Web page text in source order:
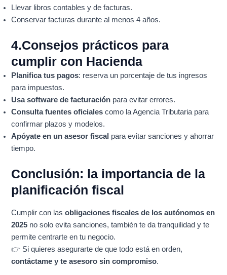
Llevar libros contables y de facturas.
Conservar facturas durante al menos 4 años.
4.Consejos prácticos para
cumplir con Hacienda
Planifica tus pagos: reserva un porcentaje de tus ingresos
para impuestos.
Usa software de facturación para evitar errores.
Consulta fuentes oficiales como laAgencia Tributaria para
confirmar plazos y modelos.
Apóyate en un asesor fiscal para evitar sanciones y ahorrar
tiempo.
Conclusión: la importancia de la
planificación fiscal
Cumplir con lasobligaciones fiscales de los autónomos en
2025 no solo evita sanciones, también te da tranquilidad y te
permite centrarte en tu negocio.
👉 Si quieres asegurarte de que todo está en orden,
contáctame y te asesoro sin compromiso.